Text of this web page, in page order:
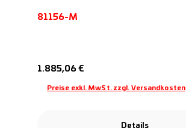
81156-M
Regulärer Preis:
1.885,06 €
Preise exkl. MwSt. zzgl. Versandkosten
Details